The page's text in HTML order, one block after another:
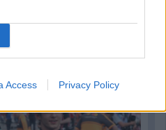
Access Privacy Policy
kedvessége sem segít